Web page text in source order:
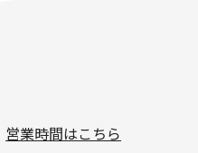
営業時間はこちら